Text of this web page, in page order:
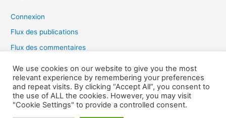
Connexion
Flux des publications
Flux des commentaires
Copyright © 2026 Omras2 |
We use cookies on our website to give you the most
relevant experience by remembering your preferences
and repeat visits. By clicking “Accept All”, you consent to
the use of ALL the cookies. However, you may visit
"Cookie Settings" to provide a controlled consent.